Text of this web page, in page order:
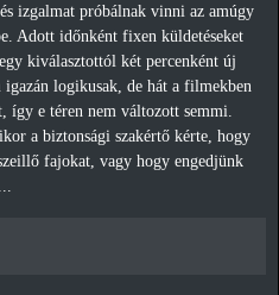
izgalmat próbálnak vinni az amúgy
Adott időnként fixen küldetéseket
kiválasztottól két percenként új
igazán logikusak, de hát a filmekben
így e téren nem változott semmi.
a biztonsági szakértő kérte, hogy
fajokat, vagy hogy engedjünk